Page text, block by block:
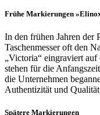
Frühe Markierungen
In den frühen Jahren der
Taschenmesser oft den
„Victoria“ eingraviert
stehen für die
die Unternehmen
Authentizität und
Spätere Markierungen